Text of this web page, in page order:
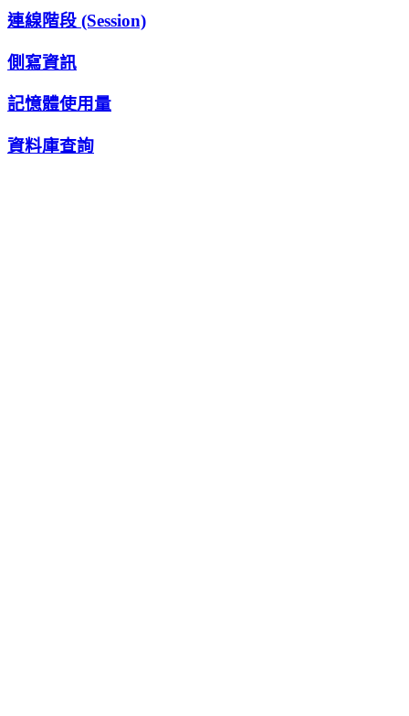
連線階段 (Session)
側寫資訊
記憶體使用量
資料庫查詢